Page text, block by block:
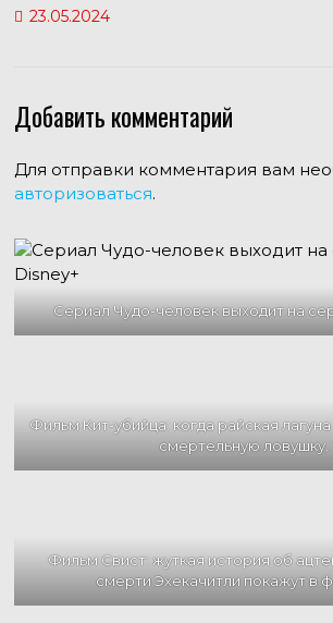
23.05.2024
Добавить комментарий
Для отправки комментария вам
авторизоваться.
Сериал Чудо-человек выходит на
Фильм Кит-убийца: когда райская
смертельную ловушку.
Фильм Свист: жуткая история об
смерти Эхекачитли покажут в